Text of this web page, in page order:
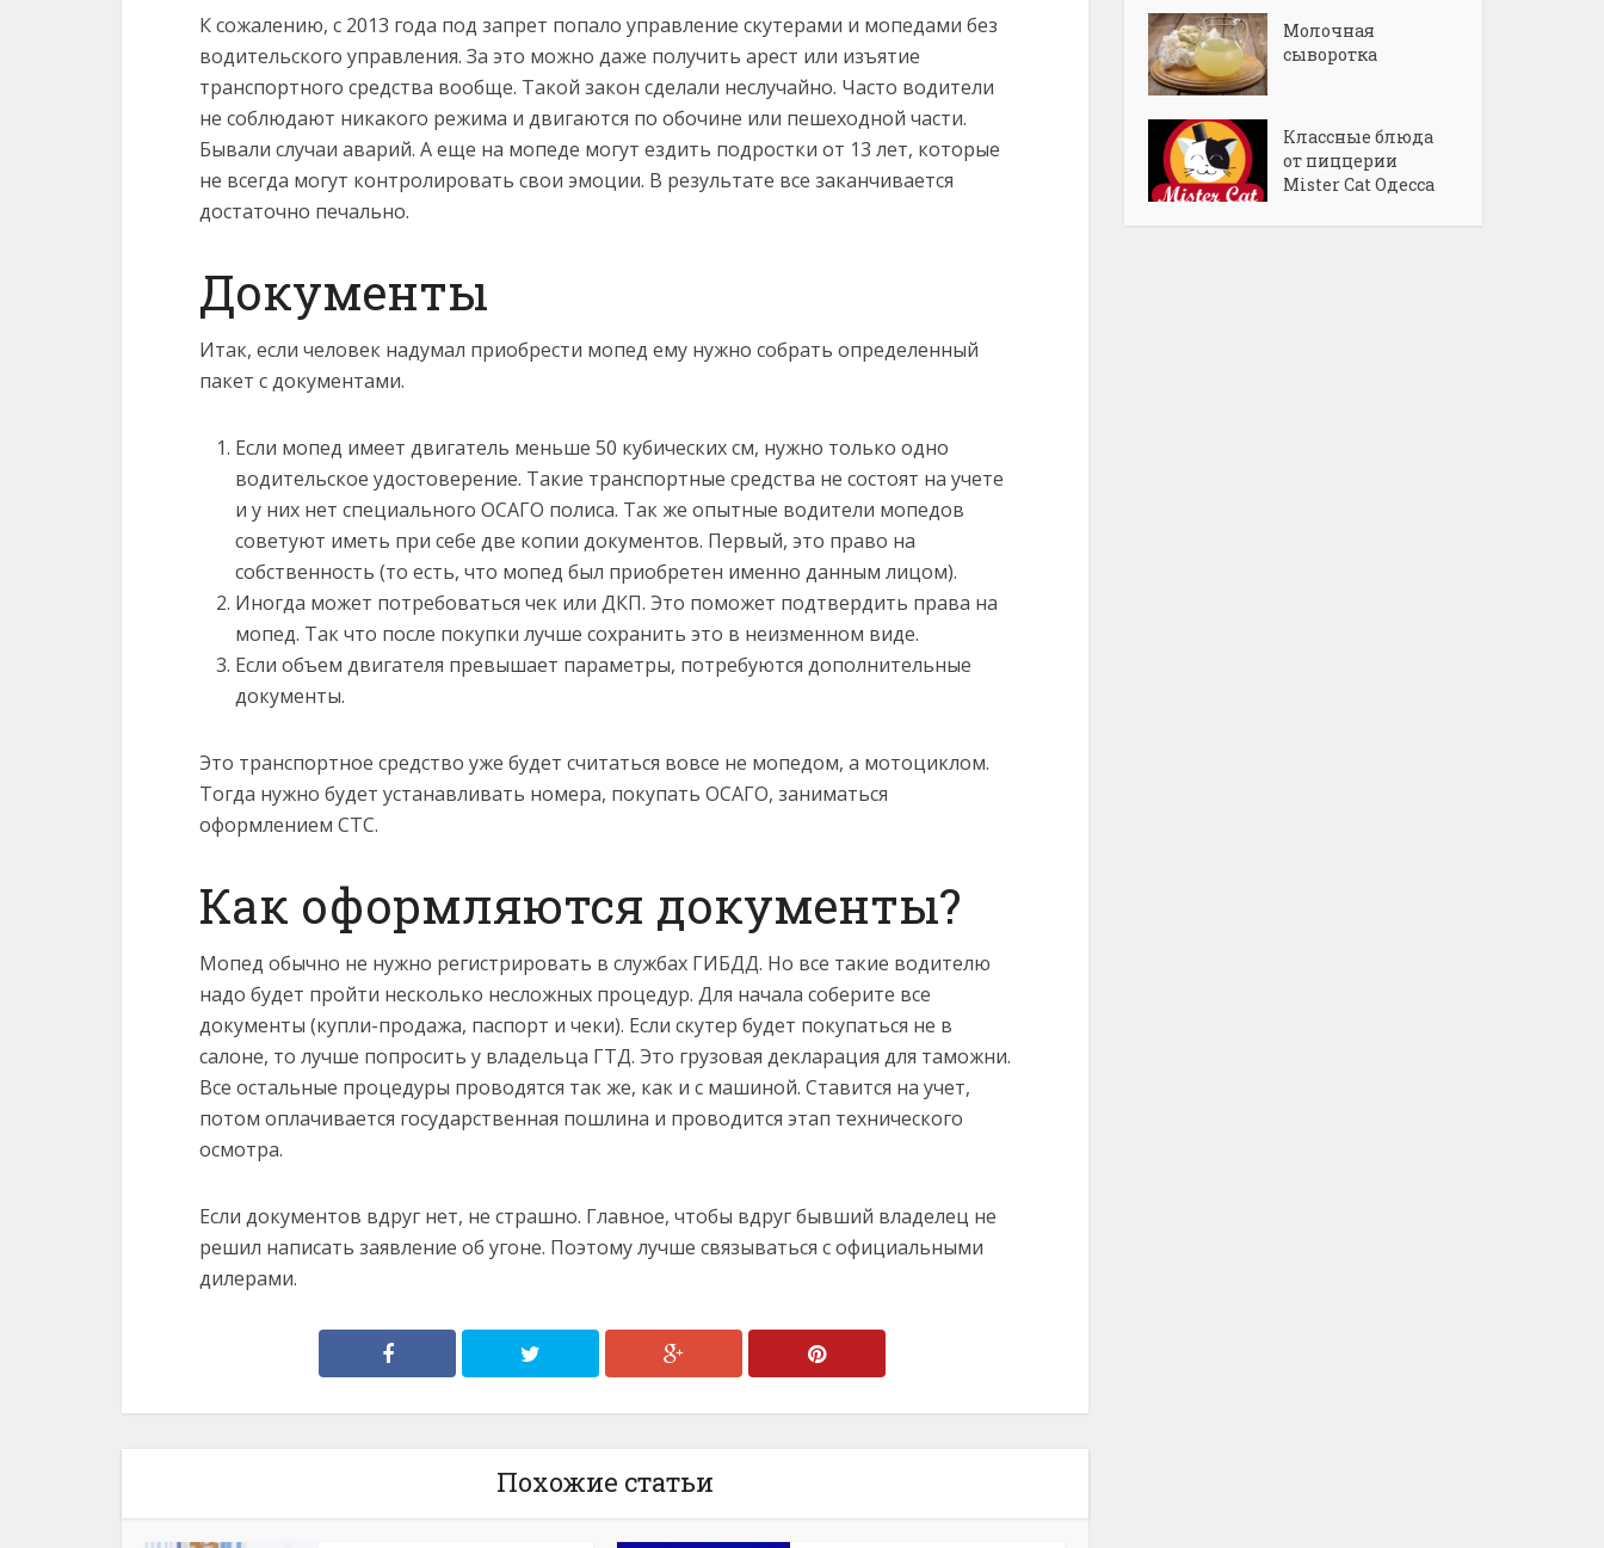
К сожалению, с 2013 года под запрет попало управление скутерами и мопедами без
водительского управления. За это можно даже получить арест или изъятие
транспортного средства вообще. Такой закон сделали неслучайно. Часто водители
не соблюдают никакого режима и двигаются по обочине или пешеходной части.
Бывали случаи аварий. А еще на мопеде могут ездить подростки от 13 лет, которые
не всегда могут контролировать свои эмоции. В результате все заканчивается
достаточно печально.
Документы
Итак, если человек надумал приобрести мопед ему нужно собрать определенный
пакет с документами.
Если мопед имеет двигатель меньше 50 кубических см, нужно только одно
водительское удостоверение. Такие транспортные средства не состоят на учете
и у них нет специального ОСАГО полиса. Так же опытные водители мопедов
советуют иметь при себе две копии документов. Первый, это право на
собственность (то есть, что мопед был приобретен именно данным лицом).
Иногда может потребоваться чек или ДКП. Это поможет подтвердить права на
мопед. Так что после покупки лучше сохранить это в неизменном виде.
Если объем двигателя превышает параметры, потребуются дополнительные
документы.
Это транспортное средство уже будет считаться вовсе не мопедом, а мотоциклом.
Тогда нужно будет устанавливать номера, покупать ОСАГО, заниматься
оформлением СТС.
Как оформляются документы?
Мопед обычно не нужно регистрировать в службах ГИБДД. Но все такие водителю
надо будет пройти несколько несложных процедур. Для начала соберите все
документы (купли-продажа, паспорт и чеки). Если скутер будет покупаться не в
салоне, то лучше попросить у владельца ГТД. Это грузовая декларация для таможни.
Все остальные процедуры проводятся так же, как и с машиной. Ставится на учет,
потом оплачивается государственная пошлина и проводится этап технического
осмотра.
Если документов вдруг нет, не страшно. Главное, чтобы вдруг бывший владелец не
решил написать заявление об угоне. Поэтому лучше связываться с официальными
дилерами.
Похожие статьи
Молочная
сыворотка
Классные блюда
от пиццерии
Mister Cat Одесса